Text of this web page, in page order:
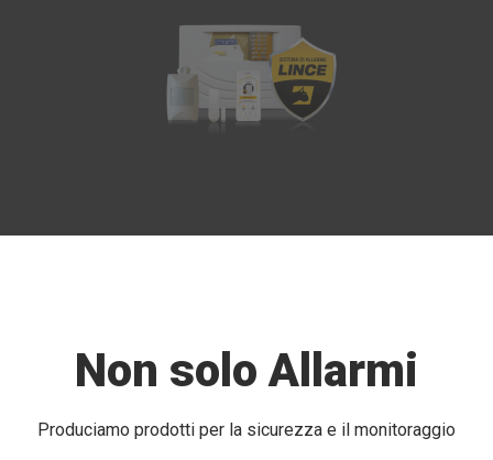
Non solo Allarmi
Produciamo prodotti per la sicurezza e il monitoraggio